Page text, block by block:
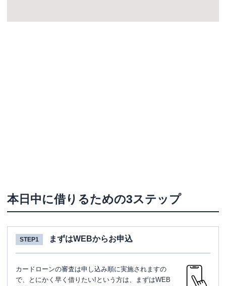
本日中に借りるための3ステップ
STEP1 まずはWEBからお申込
カードローンの審査は申し込み順に実施されますの
で、とにかく早く借りたい!という方は、まずはWEB